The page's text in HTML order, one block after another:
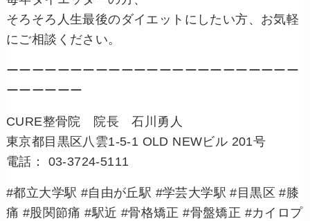
そろそろ人生最後のダイエットにしたい方、お気軽
にご相談ください。
ーーーーーーーーーーーーーーーーーーーーーーー
ーーーーーー
CURE整骨院 院長 石川勇人
東京都目黒区八雲1-5-1 OLD NEWビル 201号
電話： 03-3724-5111
#都立大学駅 #自由が丘駅 #学芸大学駅 #目黒区 #膝
痛 #股関節痛 #駅近 #骨格矯正 #骨盤矯正 #カイロプ